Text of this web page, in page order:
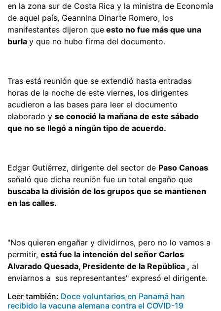
en la zona sur de Costa Rica y la ministra de Economía
de aquel país, Geannina Dinarte Romero, los
manifestantes dijeron que esto no fue más que una
burla y que no hubo firma del documento.
Tras está reunión que se extendió hasta entradas
horas de la noche de este viernes, los dirigentes
acudieron a las bases para leer el documento
elaborado y se conoció la mañana de este sábado
que no se llegó a ningún tipo de acuerdo.
Edgar Gutiérrez, dirigente del sector de Paso Canoas
señaló que dicha reunión fue un total engaño que
buscaba la división de los grupos que se mantienen
en las calles.
"Nos quieren engañar y dividirnos, pero no lo vamos a
permitir, está fue la intención del señor Carlos
Alvarado Quesada, Presidente de la República , al
enviarnos a sus representantes" expresó el dirigente.
Leer también: Doce voluntarios en Panamá han
recibido la vacuna alemana contra el COVID-19